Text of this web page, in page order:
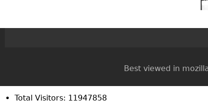
Best viewed in mozilla
Total Visitors: 11947858